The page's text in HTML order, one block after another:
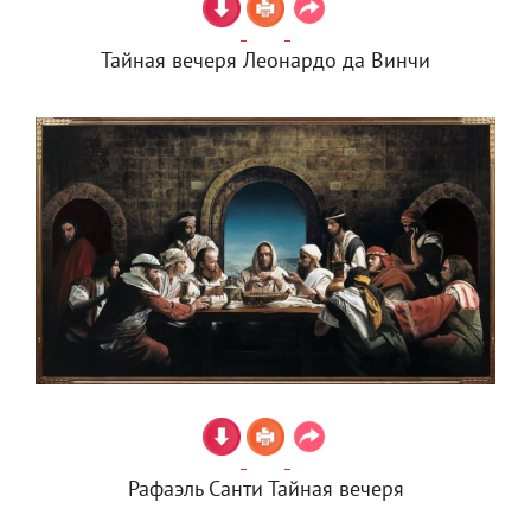
Тайная вечеря Леонардо да Винчи
Рафаэль Санти Тайная вечеря